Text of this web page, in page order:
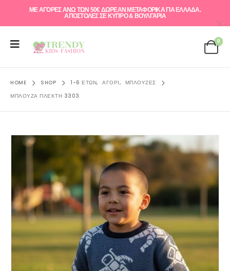
ΜΕ ΑΓΟΡΕΣ ΑΝΩ ΤΩΝ 50€ ΔΩΡΕΑΝ ΜΕΤΑΦΟΡΙΚΑ ΓΙΑ ΕΛΛAΔΑ.
ΑΠΟΣΤΟΛΕΣ ΣΕ ΚΥΠΡΟ & ΒΟΥΛΓΑΡΙΑ
0
HOME SHOP 1-6 ΕΤΏΝ, ΑΓΌΡΙ, ΜΠΛΟΎΖΕΣ
ΜΠΛΟΎΖΑ ΠΛΕΚΤΉ 3303